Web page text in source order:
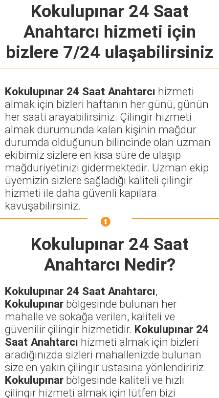
Kokulupınar 24 Saat
Anahtarcı hizmeti için
bizlere 7/24 ulaşabilirsiniz
Kokulupınar 24 Saat Anahtarcı hizmeti
almak için bizleri haftanın her günü, günün
her saati arayabilirsiniz. Çilingir hizmeti
almak durumunda kalan kişinin mağdur
durumda olduğunun bilincinde olan uzman
ekibimiz sizlere en kısa süre de ulaşıp
mağduriyetinizi gidermektedir. Uzman ekip
üyemizin sizlere sağladığı kaliteli çilingir
hizmeti ile daha güvenli kapılara
kavuşabilirsiniz.
Kokulupınar 24 Saat
Anahtarcı Nedir?
Kokulupınar 24 Saat Anahtarcı,
Kokulupınar bölgesinde bulunan her
mahalle ve sokağa verilen, kaliteli ve
güvenilir çilingir hizmetidir. Kokulupınar 24
Saat Anahtarcı hizmeti almak için bizleri
aradığınızda sizleri mahallenizde bulunan
size en yakın çilingir ustasına yönlendiririz.
Kokulupınar bölgesinde kaliteli ve hızlı
çilingir hizmeti almak için lütfen bizi